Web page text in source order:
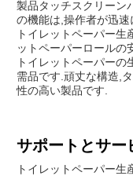
製品タッチスクリーン
の機能は,操作者が迅
トイレットペーパー
ットペーパーロールの
トイレットペーパー
需品です.頑丈な構造,
性の高い製品です.
サポートとサー
トイレットペーパー